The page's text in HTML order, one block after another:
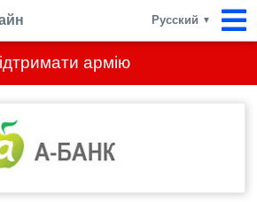
армію
Русский ▼